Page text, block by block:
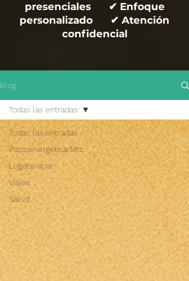
presenciales ✔ Enfoque
personalizado ✔ Atención
confidencial
Blog
Todas las entradas
Psicoenergética/Mtc
Logoterapia
Viajes
Salud
Todas las entradas